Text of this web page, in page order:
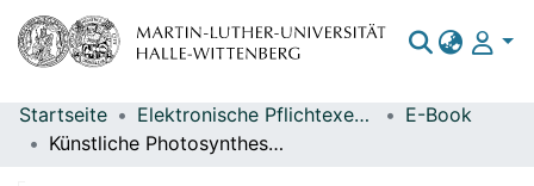
Bereiche & Sammlungen
Startseite Elektronische Pflichtexemplare
E-Book
Künstliche Photosynthese : Forschungsstand, wissenschaftlich-technische Herausforderungen und Perspektiven : Stellungnahme / Herausgeber: acatech - Deutsche Akademie der Technikwissenschaften, Deutsche Akademie der Naturforscher Leopoldina e.V., Union der Deutschen Akademien der Wissenschaften e.V. ; Koordination und Redaktion: PD Dr. Marc-Denis Weitze